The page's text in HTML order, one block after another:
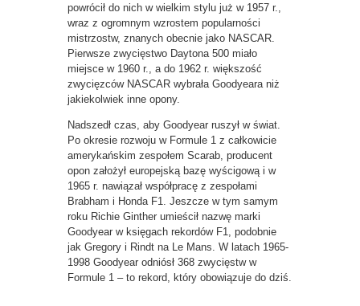
powrócił do nich w wielkim stylu już w 1957 r.,
wraz z ogromnym wzrostem popularności
mistrzostw, znanych obecnie jako NASCAR.
Pierwsze zwycięstwo Daytona 500 miało
miejsce w 1960 r., a do 1962 r. większość
zwycięzców NASCAR wybrała Goodyeara niż
jakiekolwiek inne opony.
Nadszedł czas, aby Goodyear ruszył w świat.
Po okresie rozwoju w Formule 1 z całkowicie
amerykańskim zespołem Scarab, producent
opon założył europejską bazę wyścigową i w
1965 r. nawiązał współpracę z zespołami
Brabham i Honda F1. Jeszcze w tym samym
roku Richie Ginther umieścił nazwę marki
Goodyear w księgach rekordów F1, podobnie
jak Gregory i Rindt na Le Mans. W latach 1965-
1998 Goodyear odniósł 368 zwycięstw w
Formule 1 – to rekord, który obowiązuje do dziś.